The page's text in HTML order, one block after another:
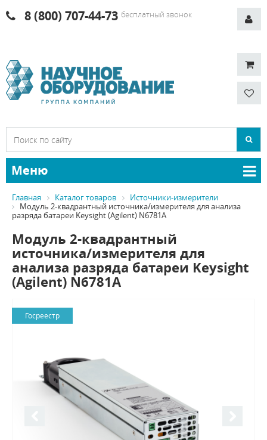
8 (800) 707-44-73 бесплатный звонок
Меню
Главная Каталог товаров
Источники-измерители
Модуль 2-квадрантный источника/измерителя для анализа
разряда батареи Keysight (Agilent) N6781A
Модуль 2-квадрантный
источника/измерителя для
анализа разряда батареи Keysight
(Agilent) N6781A
Госреестр